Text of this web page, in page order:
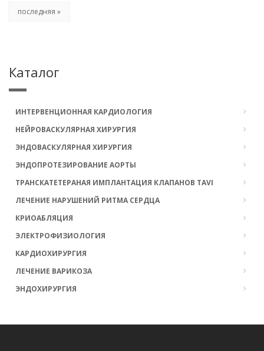
последняя »
Каталог
ИНТЕРВЕНЦИОННАЯ КАРДИОЛОГИЯ
НЕЙРОВАСКУЛЯРНАЯ ХИРУРГИЯ
ЭНДОВАСКУЛЯРНАЯ ХИРУРГИЯ
ЭНДОПРОТЕЗИРОВАНИЕ АОРТЫ
ТРАНСКАТЕТЕРАНАЯ ИМПЛАНТАЦИЯ КЛАПАНОВ TAVI
ЛЕЧЕНИЕ НАРУШЕНИЙ РИТМА СЕРДЦА
КРИОАБЛЯЦИЯ
ЭЛЕКТРОФИЗИОЛОГИЯ
КАРДИОХИРУРГИЯ
ЛЕЧЕНИЕ ВАРИКОЗА
ЭНДОХИРУРГИЯ